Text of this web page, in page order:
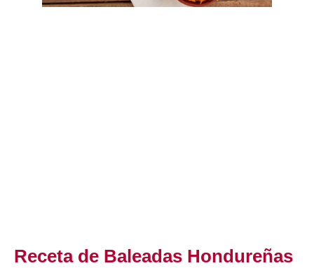
Receta de Baleadas Hondureñas